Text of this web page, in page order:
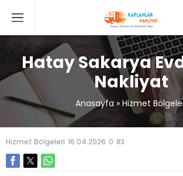
Hatay Sakarya
Nakliyat
Anasayfa» Hizmet
Hizmet Bölgeleri 16.04.2026 0 83